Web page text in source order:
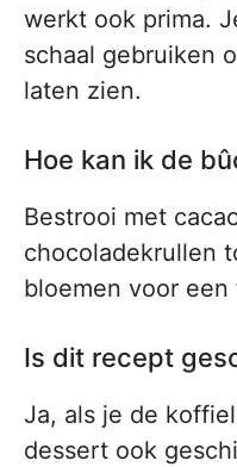
werkt ook prima.
schaal gebruiken
laten zien.
Hoe kan ik de
Bestrooi met
chocoladekrullen
bloemen voor
Is dit recept
Ja, als je de
dessert ook